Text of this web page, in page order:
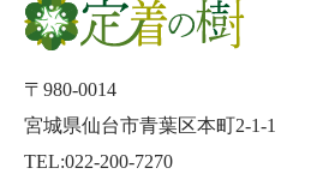
〒980-0014
宮城県仙台市青葉区本町2-1-1
TEL:022-200-7270